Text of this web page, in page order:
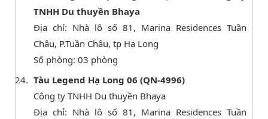
TNHH Du thuyền Bhaya
Địa chỉ: Nhà lô số 81, Marina Residences Tuần
Châu, P.Tuần Châu, tp Hạ Long
Số phòng: 03 phòng
Tàu Legend Hạ Long 06 (QN-4996)
Công ty TNHH Du thuyền Bhaya
Địa chỉ: Nhà lô số 81, Marina Residences Tuần